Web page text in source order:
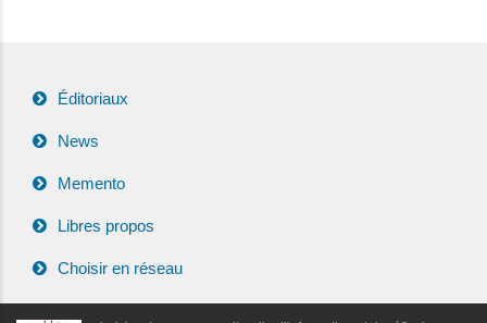
Éditoriaux
News
Memento
Libres propos
Choisir en réseau